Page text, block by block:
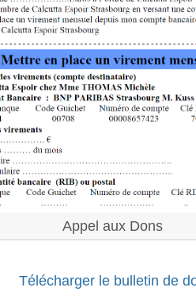
Appel aux Dons
Télécharger le bulletin de